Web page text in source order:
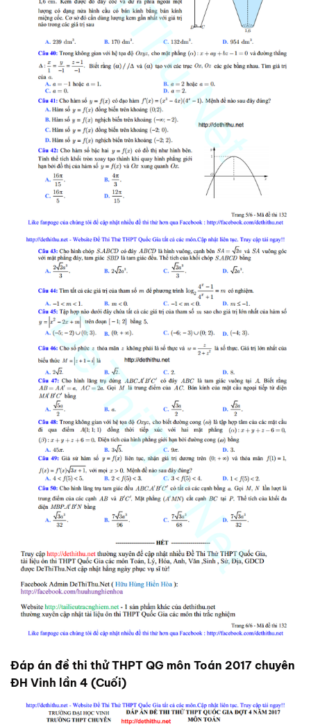
Đáp án đề thi thử THPT QG môn Toán 2017 chuyên
ĐH Vinh lần 4 (Cuối)